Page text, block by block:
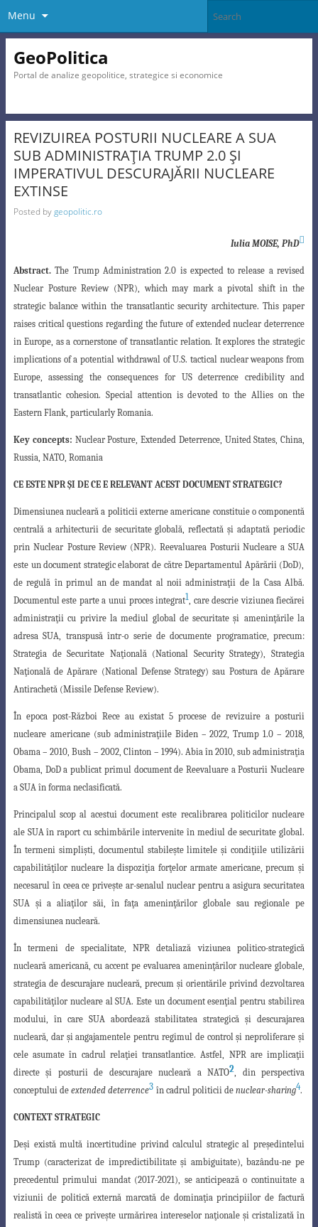
Menu
GeoPolitica
Portal de analize geopolitice, strategice si economice
REVIZUIREA POSTURII NUCLEARE A SUA
SUB ADMINISTRAŢIA TRUMP 2.0 ŞI
IMPERATIVUL DESCURAJĂRII NUCLEARE
EXTINSE
Posted bygeopolitic.ro
Iulia MOISE, PhD
Abstract.The Trump Administration 2.0 is expected to release a revised
Nuclear Posture Review (NPR), which may mark a pivotal shift in the
strategic balance within the transatlantic security architecture. This paper
raises critical questions regarding the future of extended nuclear deterrence
in Europe, as a cornerstone of transatlantic relation. It explores the strategic
implications of a potential withdrawal of U.S. tactical nuclear weapons from
Europe, assessing the consequences for US deterrence credibility and
transatlantic cohesion. Special attention is devoted to the Allies on the
Eastern Flank, particularly Romania.
Key concepts: Nuclear Posture, Extended Deterrence, United States, China,
Russia, NATO, Romania
CE ESTE NPRŞI DE CE E RELEVANT ACEST DOCUMENT STRATEGIC?
Dimensiunea nucleară a politicii externe americane constituie o componentă
centrală a arhitecturii de securitate globală, reflectată şi adaptată periodic
prin Nuclear Posture Review (NPR). Reevaluarea Posturii Nucleare a SUA
este un document strategicelaborat de către Departamentul Apărării (DoD),
de regulă în primul an de mandat al noii administraţii de la Casa Albă.
Documentul este parte a unui proces integrat1, care descrie viziunea fiecărei
administraţii cu privire la mediul global de securitate şi ameninţările la
adresa SUA, transpusă într-o serie de documente programatice, precum:
Strategia de Securitate Naţională (National Security Strategy), Strategia
Naţională de Apărare (National Defense Strategy) sau Postura de Apărare
Antirachetă (Missile Defense Review).
În epoca post-Război Rece au existat 5 procese de revizuire a posturii
nucleare americane (sub administraţiile Biden – 2022, Trump 1.0 – 2018,
Obama – 2010, Bush – 2002, Clinton – 1994). Abia în 2010, sub administraţia
Obama, DoD a publicat primuldocument de Reevaluare a Posturii Nucleare
a SUA în forma neclasificată.
Principalul scop al acestui document este recalibrarea politicilor nucleare
ale SUA în raport cu schimbările intervenite în mediul de securitate global.
În termeni simplişti, documentul stabileşte limitele şi condiţiile utilizării
capabilităţilor nuclearela dispoziţia forţelor armate americane, precum şi
necesarul în ceea ce priveşte ar-senalul nuclear pentru a asigura securitatea
SUA şi a aliaţilor săi, în faţa ameninţărilor globale sau regionale pe
dimensiunea nucleară.
În termeni de specialitate, NPR detaliază viziunea politico-strategică
nucleară americană, cu accent pe evaluarea ameninţărilor nucleare globale,
strategia de descurajare nucleară, precum şi orientările privind dezvoltarea
capabilităţilor nucleareal SUA. Este un document esenţial pentru stabilirea
modului, în care SUA abordează stabilitatea strategică şi descurajarea
nucleară, dar şi angajamentele pentru regimul de control şi neproliferare şi
cele asumate în cadrul relaţiei transatlantice. Astfel, NPRare implicaţii
directe şi posturii de descurajare nucleară a NATO2, din perspectiva
conceptului de extended deterrence3 în cadrul politicii de nuclear-sharing4.
CONTEXT STRATEGIC
Deşi există multă incertitudine privind calculul strategic al preşedintelui
Trump(caracterizat de impredictibilitate şi ambiguitate), bazându-ne pe
precedentul primului mandat (2017-2021), se anticipează o continuitate a
viziunii de politică externă marcată de dominaţia principiilor de factură
realistă în ceea ce priveşte urmărirea intereselor naţionale şi cristalizată în